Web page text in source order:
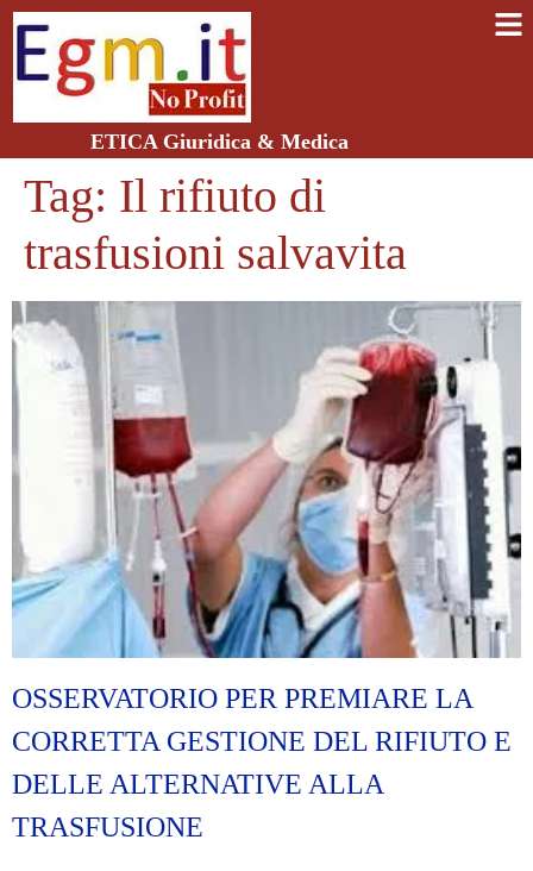
ETICA Giuridica & Medica
Tag: Il rifiuto di
trasfusioni salvavita
OSSERVATORIO PER PREMIARE LA
CORRETTA GESTIONE DEL RIFIUTO E
DELLE ALTERNATIVE ALLA
TRASFUSIONE